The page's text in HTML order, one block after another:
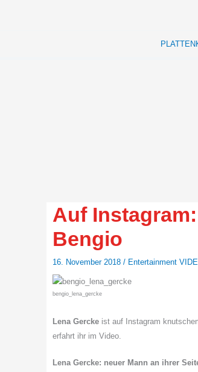
Auf
Bengio
16. November 2018 / Entertainment
bengio_lena_gercke
Lena Gercke ist auf Instagram
erfahrt ihr im Video.
Lena Gercke: neuer Mann an ihrer